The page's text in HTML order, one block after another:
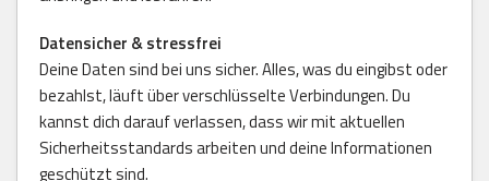
Datensicher & stressfrei
Deine Daten sind bei uns sicher. Alles, was du eingibst oder
bezahlst, läuft über verschlüsselte Verbindungen. Du
kannst dich darauf verlassen, dass wir mit aktuellen
Sicherheitsstandards arbeiten und deine Informationen
geschützt sind.